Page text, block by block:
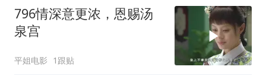
796情深意更浓，恩赐汤
泉宫
平姐电影 1跟贴